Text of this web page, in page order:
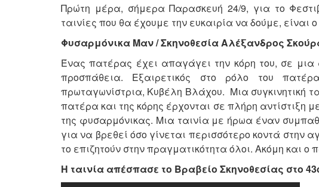
Πρώτη μέρα, σήμερα Παρασκευή 24/9, για το
ταινίες που θα έχουμε την ευκαιρία να δούμε,
Φυσαρμόνικα Μαν / Σκηνοθεσία Αλέξανδρος
Ένας πατέρας έχει απαγάγει την κόρη του, σε
προσπάθεια. Εξαιρετικός στο ρόλο του
πρωταγωνίστρια, Κυβέλη Βλάχου. Μια συγκινητική
πατέρα και της κόρης έρχονται σε πλήρη αντίστιξη
της φυσαρμόνικας. Μια ταινία με ήρωα έναν
για να βρεθεί όσο γίνεται περισσότερο κοντά στην
το επιζητούν στην πραγματικότητα όλοι. Ακόμη και ο
Η ταινία απέσπασε το Βραβείο Σκηνοθεσίας στο